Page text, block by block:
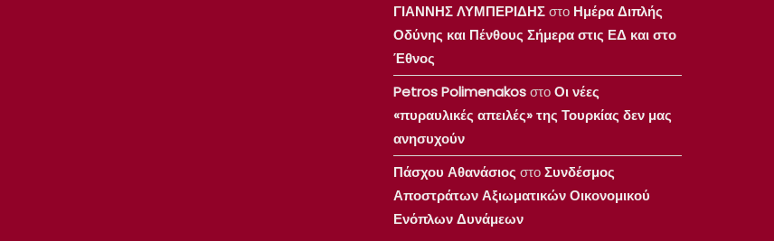
ΓΙΑΝΝΗΣ ΛΥΜΠΕΡΙΔΗΣστο Ημέρα Διπλής
Οδύνης και Πένθους Σήμερα στις ΕΔ και στο
Έθνος
Petros PolimenakosστοΟι νέες
«πυραυλικές απειλές» της Τουρκίας δεν μας
ανησυχούν
Πάσχου Αθανάσιος στοΣυνδέσμος
Αποστράτων Αξιωματικών Οικονομικού
Ενόπλων Δυνάμεων